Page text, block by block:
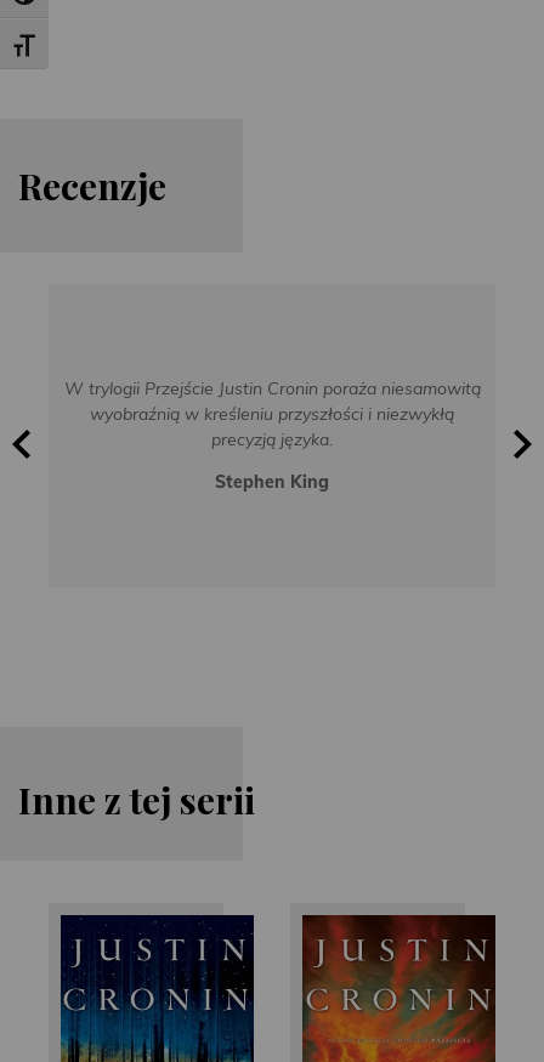
Toggle Font size
Recenzje
W trylogii Przejście Justin Cronin poraża niesamowitą
wyobraźnią w kreśleniu przyszłości i niezwykłą
precyzją języka.
Stephen King
Inne z tej serii
Justin Cronin Justin Cronin